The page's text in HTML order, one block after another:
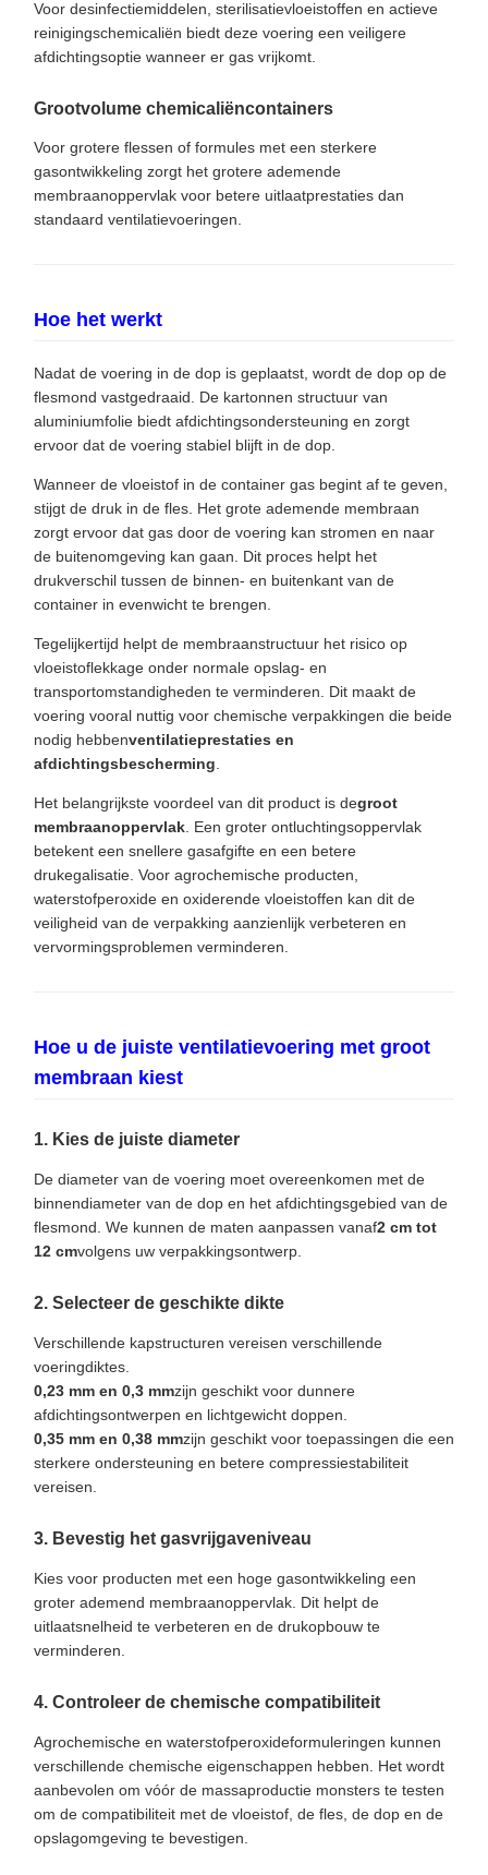
Voor desinfectiemiddelen, sterilisatievloeistoffen en actieve
reinigingschemicaliën biedt deze voering een veiligere
afdichtingsoptie wanneer er gas vrijkomt.
Grootvolume chemicaliëncontainers
Voor grotere flessen of formules met een sterkere
gasontwikkeling zorgt het grotere ademende
membraanoppervlak voor betere uitlaatprestaties dan
standaard ventilatievoeringen.
Hoe het werkt
Nadat de voering in de dop is geplaatst, wordt de dop op de
flesmond vastgedraaid. De kartonnen structuur van
aluminiumfolie biedt afdichtingsondersteuning en zorgt
ervoor dat de voering stabiel blijft in de dop.
Wanneer de vloeistof in de container gas begint af te geven,
stijgt de druk in de fles. Het grote ademende membraan
zorgt ervoor dat gas door de voering kan stromen en naar
de buitenomgeving kan gaan. Dit proces helpt het
drukverschil tussen de binnen- en buitenkant van de
container in evenwicht te brengen.
Tegelijkertijd helpt de membraanstructuur het risico op
vloeistoflekkage onder normale opslag- en
transportomstandigheden te verminderen. Dit maakt de
voering vooral nuttig voor chemische verpakkingen die beide
nodig hebbenventilatieprestaties en
afdichtingsbescherming.
Het belangrijkste voordeel van dit product is degroot
membraanoppervlak. Een groter ontluchtingsoppervlak
betekent een snellere gasafgifte en een betere
drukegalisatie. Voor agrochemische producten,
waterstofperoxide en oxiderende vloeistoffen kan dit de
veiligheid van de verpakking aanzienlijk verbeteren en
vervormingsproblemen verminderen.
Hoe u de juiste ventilatievoering met groot
membraan kiest
1. Kies de juiste diameter
De diameter van de voering moet overeenkomen met de
binnendiameter van de dop en het afdichtingsgebied van de
flesmond. We kunnen de maten aanpassen vanaf2 cm tot
12 cmvolgens uw verpakkingsontwerp.
2. Selecteer de geschikte dikte
Verschillende kapstructuren vereisen verschillende
voeringdiktes.
0,23 mm en 0,3 mmzijn geschikt voor dunnere
afdichtingsontwerpen en lichtgewicht doppen.
0,35 mm en 0,38 mmzijn geschikt voor toepassingen die een
sterkere ondersteuning en betere compressiestabiliteit
vereisen.
3. Bevestig het gasvrijgaveniveau
Kies voor producten met een hoge gasontwikkeling een
groter ademend membraanoppervlak. Dit helpt de
uitlaatsnelheid te verbeteren en de drukopbouw te
verminderen.
4. Controleer de chemische compatibiliteit
Agrochemische en waterstofperoxideformuleringen kunnen
verschillende chemische eigenschappen hebben. Het wordt
aanbevolen om vóór de massaproductie monsters te testen
om de compatibiliteit met de vloeistof, de fles, de dop en de
opslagomgeving te bevestigen.